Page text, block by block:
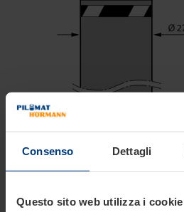
Consenso Dettagli
Questo sito web utilizza i cookie